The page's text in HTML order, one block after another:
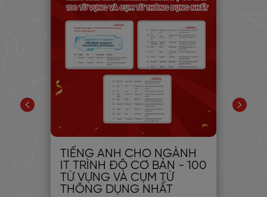
TIẾNG ANH CHO NGÀNH
IT TRÌNH ĐỘ CƠ BẢN - 100
TỪ VỰNG VÀ CỤM TỪ
THÔNG DỤNG NHẤT